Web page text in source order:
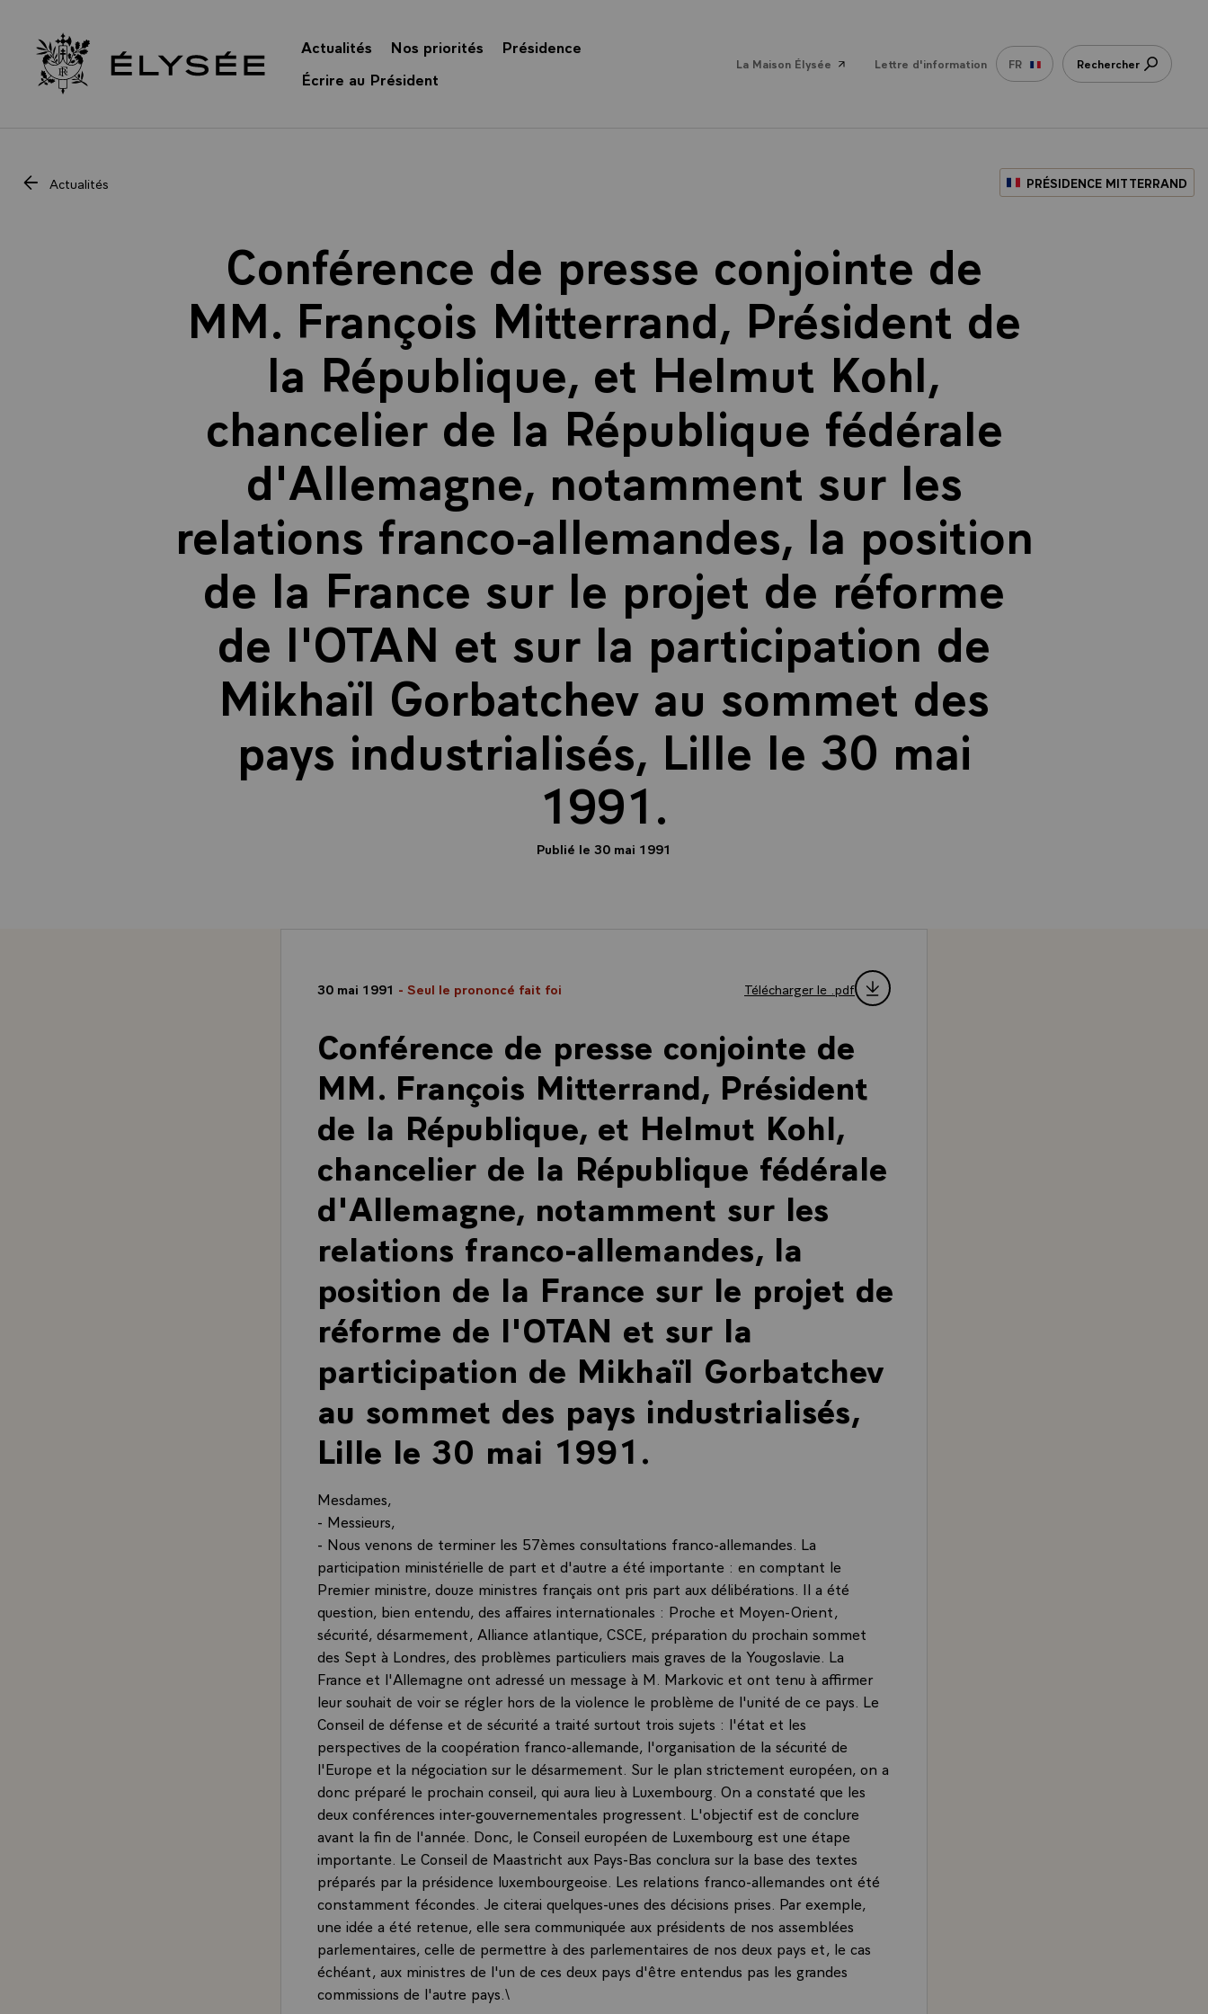
Retour à l’accueil Élysée
Actualités Nos priorités
Présidence
Écrire au Président
La Maison Élysée Lettre d'information FR Rechercher
Actualités PRÉSIDENCE MITTERRAND
Conférence de presse conjointe de
MM. François Mitterrand, Président de
la République, et Helmut Kohl,
chancelier de la République fédérale
d'Allemagne, notamment sur les
relations franco-allemandes, la position
de la France sur le projet de réforme
de l'OTAN et sur la participation de
Mikhaïl Gorbatchev au sommet des
pays industrialisés, Lille le 30 mai
1991.
Publié le 30 mai 1991
30 mai 1991 - Seul le prononcé fait foi Télécharger le .pdf
Conférence de presse conjointe de
MM. François Mitterrand, Président
de la République, et Helmut Kohl,
chancelier de la République fédérale
d'Allemagne, notamment sur les
relations franco-allemandes, la
position de la France sur le projet de
réforme de l'OTAN et sur la
participation de Mikhaïl Gorbatchev
au sommet des pays industrialisés,
Lille le 30 mai 1991.
Mesdames,
- Messieurs,
- Nous venons de terminer les 57èmes consultations franco-allemandes. La
participation ministérielle de part et d'autre a été importante : en comptant le
Premier ministre, douze ministres français ont pris part aux délibérations. Il a été
question, bien entendu, des affaires internationales : Proche et Moyen-Orient,
sécurité, désarmement, Alliance atlantique, CSCE, préparation du prochain sommet
des Sept à Londres, des problèmes particuliers mais graves de la Yougoslavie. La
France et l'Allemagne ont adressé un message à M. Markovic et ont tenu à affirmer
leur souhait de voir se régler hors de la violence le problème de l'unité de ce pays. Le
Conseil de défense et de sécurité a traité surtout trois sujets : l'état et les
perspectives de la coopération franco-allemande, l'organisation de la sécurité de
l'Europe et la négociation sur le désarmement. Sur le plan strictement européen, on a
donc préparé le prochain conseil, qui aura lieu à Luxembourg. On a constaté que les
deux conférences inter-gouvernementales progressent. L'objectif est de conclure
avant la fin de l'année. Donc, le Conseil européen de Luxembourg est une étape
importante. Le Conseil de Maastricht aux Pays-Bas conclura sur la base des textes
préparés par la présidence luxembourgeoise. Les relations franco-allemandes ont été
constamment fécondes. Je citerai quelques-unes des décisions prises. Par exemple,
une idée a été retenue, elle sera communiquée aux présidents de nos assemblées
parlementaires, celle de permettre à des parlementaires de nos deux pays et, le cas
échéant, aux ministres de l'un de ces deux pays d'être entendus pas les grandes
commissions de l'autre pays.\